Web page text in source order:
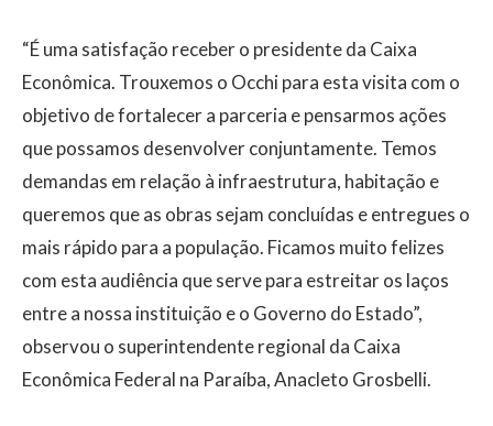
“É uma satisfação receber o presidente da Caixa
Econômica. Trouxemos o Occhi para esta visita com o
objetivo de fortalecer a parceria e pensarmos ações
que possamos desenvolver conjuntamente. Temos
demandas em relação à infraestrutura, habitação e
queremos que as obras sejam concluídas e entregues o
mais rápido para a população. Ficamos muito felizes
com esta audiência que serve para estreitar os laços
entre a nossa instituição e o Governo do Estado”,
observou o superintendente regional da Caixa
Econômica Federal na Paraíba, Anacleto Grosbelli.